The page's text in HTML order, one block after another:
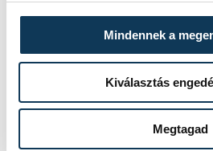
Mindennek a
Kiválasztás
Megtagad
Saint-Germain HB),
Aalborg Håndbold),
(portugál, Sporting CP),
(osztrák, THW Kiel),
(svéd, Barca), Timothey
Barca), Lasse Andersson